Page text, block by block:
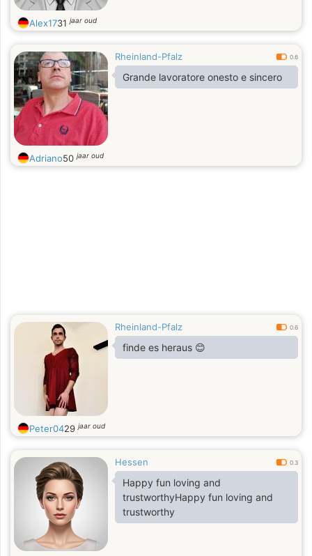
Alex1731jaar oud
Rheinland-Pfalz 0.6
Grande lavoratore onesto e sincero
Adriano50jaar oud
Rheinland-Pfalz 0.6
finde es heraus 😊
Peter0429jaar oud
Hessen 0.3
Happy fun loving and
trustworthyHappy fun loving and
trustworthy